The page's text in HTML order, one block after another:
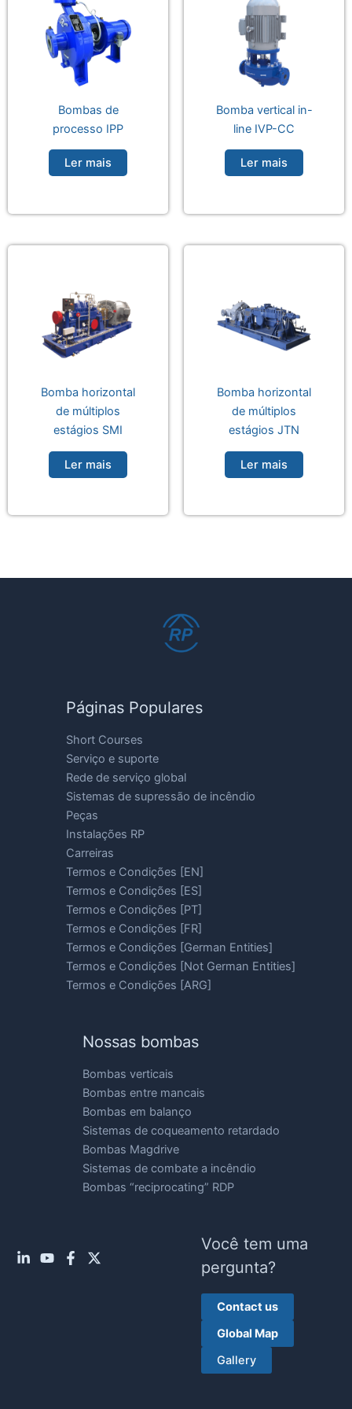
Bombas de
processo IPP
Ler mais
Bomba vertical in-
line IVP-CC
Ler mais
Bomba horizontal
de múltiplos
estágios SMI
Ler mais
Bomba horizontal
de múltiplos
estágios JTN
Ler mais
Páginas Populares
Short Courses
Serviço e suporte
Rede de serviço global
Sistemas de supressão de incêndio
Peças
Instalações RP
Carreiras
Termos e Condições [EN]
Termos e Condições [ES]
Termos e Condições [PT]
Termos e Condições [FR]
Termos e Condições [German Entities]
Termos e Condições [Not German Entities]
Termos e Condições [ARG]
Nossas bombas
Bombas verticais
Bombas entre mancais
Bombas em balanço
Sistemas de coqueamento retardado
Bombas Magdrive
Sistemas de combate a incêndio
Bombas “reciprocating” RDP
Você tem uma
pergunta?
Contact us
Global Map
Gallery